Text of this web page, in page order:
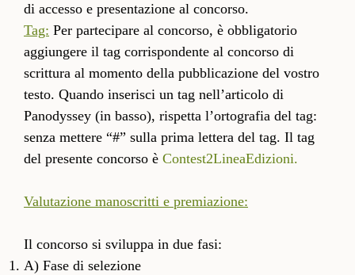
di accesso e presentazione al concorso.
Tag: Per partecipare al concorso, è obbligatorio
aggiungere il tag corrispondente al concorso di
scrittura al momento della pubblicazione del vostro
testo. Quando inserisci un tag nell’articolo di
Panodyssey (in basso), rispetta l’ortografia del tag:
senza mettere “#” sulla prima lettera del tag. Il tag
del presente concorso è Contest2LineaEdizioni.
Valutazione manoscritti e premiazione:
Il concorso si sviluppa in due fasi:
A) Fase di selezione